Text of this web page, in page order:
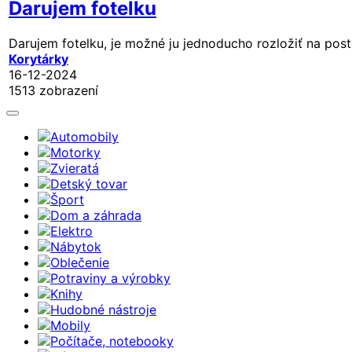
Darujem fotelku
Darujem fotelku, je možné ju jednoducho rozložiť na
Korytárky
16-12-2024
1513 zobrazení
Automobily
Motorky
Zvieratá
Detský tovar
Šport
Dom a záhrada
Elektro
Nábytok
Oblečenie
Potraviny a výrobky
Knihy
Hudobné nástroje
Mobily
Počítače, notebooky